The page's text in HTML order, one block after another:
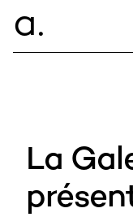
a
La